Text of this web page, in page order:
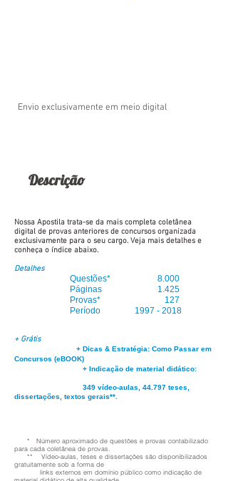
Envio exclusivamente em meio digital
Descrição
Nossa Apostila trata-se da mais completa coletânea
digital de provas anteriores de concursos organizada
exclusivamente para o seu cargo. Veja mais detalhes e
conheça o índice abaixo.
Detalhes
Questões* 8.000
Páginas 1.425
Provas* 127
Período 1997 - 2018
+ Grátis
+ Dicas & Estratégia: Como Passar em
Concursos (eBOOK)
+ Indicação de material didático:
349 vídeo-aulas, 44.797 teses,
dissertações, textos gerais**.
* Número aproximado de questões e provas contabilizado
para cada coletânea de provas.
** Vídeo-aulas, teses e dissertações são disponibilizados
gratuitamente sob a forma de
links externos em domínio público como indicação de